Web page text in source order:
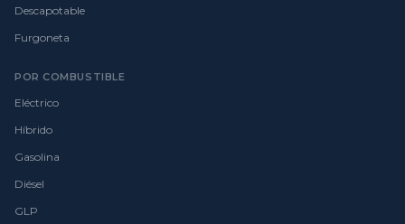
Descapotable
Furgoneta
POR COMBUSTIBLE
Eléctrico
Híbrido
Gasolina
Diésel
GLP